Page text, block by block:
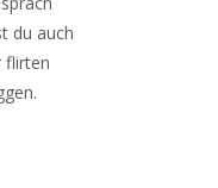
du auch
flirten